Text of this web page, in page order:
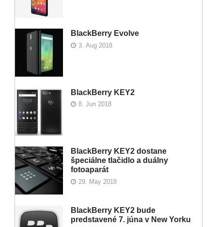
BlackBerry Evolve
3. Aug 2018
BlackBerry KEY2
8. Jun 2018
BlackBerry KEY2 dostane
špeciálne tlačidlo a duálny
fotoaparát
29. May 2018
BlackBerry KEY2 bude
predstavené 7. júna v New Yorku